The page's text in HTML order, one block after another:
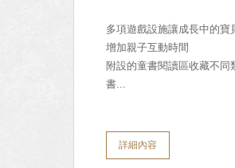
多項遊戲設施讓成長中的寶
增加親子互動時間
附設的童書閱讀區收藏不同
書...
詳細內容